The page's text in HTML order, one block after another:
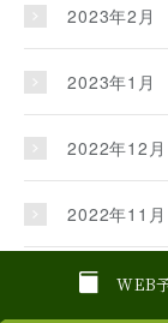
W EB
2023年2月
2023年1月
2022年12月
2022年11月
2022年10月